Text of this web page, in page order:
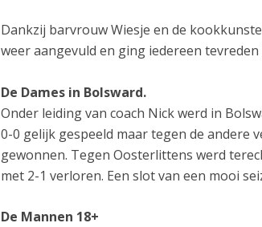
Dankzij barvrouw Wiesje en de
weer aangevuld en ging iedereen
De Dames in Bolsward.
Onder leiding van coach Nick werd in
0-0 gelijk gespeeld maar tegen de andere
gewonnen. Tegen Oosterlittens werd
met 2-1 verloren. Een slot van een mooi
De Mannen 18+